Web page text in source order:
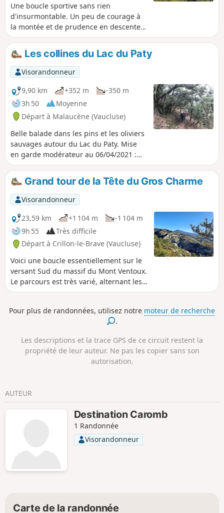
Une boucle sportive sans rien
d'insurmontable. Un peu de courage à
la montée et de prudence en descente
seront récompensés par de superbes
panoramas depuis les Dentelles de
Montmirail jusqu'au Mont Ventoux et
sur la vallée du Rhône jusqu'aux
Alpilles. Le très joli village du Barroux se
laisse photographier sous tous les
angles et une visite du château après la
randonnée est fortement recommandée
pour finir en beauté.
Les collines du Lac du Paty
Visorandonneur
9,90 km
+352 m
-350 m
3h 50
Moyenne
Départ à Malaucène (Vaucluse)
Belle balade dans les pins et les oliviers
sauvages autour du Lac du Paty. Mise
en garde modérateur au 06/04/2021 :
GPS ou appli Visorando utile pour cette
randonnée ; voir les commentaires en
bas de cette fiche
Grand tour de la Tête du Gros Charme
Visorandonneur
23,59 km
+1 104 m
-1 104 m
9h 55
Très difficile
Départ à Crillon-le-Brave (Vaucluse)
Voici une boucle essentiellement sur le
versant Sud du massif du Mont Ventoux.
Le parcours est très varié, alternant les
montées et les descentes, avec une
Certains passages sont exigeants sans
Pour plus de randonnées, utilisez notre moteur de recherche
.
Les descriptions et la trace GPS de ce circuit restent la
propriété de leur auteur. Ne pas les copier sans son
autorisation.
AUTEUR
Destination Caromb
1 Randonnée
Visorandonneur
Carte de la randonnée